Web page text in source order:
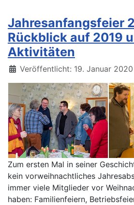
Jahresanfangsfeier
Rückblick auf 2019
Aktivitäten
Details
Veröffentlicht: 19. Januar 2020
Zum ersten Mal in seiner
kein vorweihnachtliches
immer viele Mitglieder vor
haben: Familienfeiern,